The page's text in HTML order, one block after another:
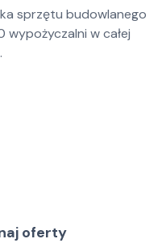
sprzętu budowlanego
wypożyczalni w całej
oferty